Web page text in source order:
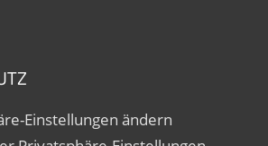
Einstellungen ändern